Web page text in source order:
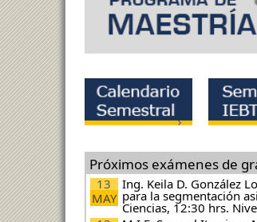
Próximos exámenes de
13
MAY
Ing. Keila D. González
para la segmentación
Ciencias, 12:30 hrs.